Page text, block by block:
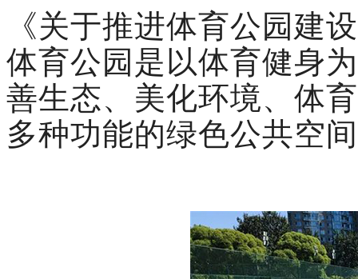
《关于推进体育公园建
体育公园是以体育健身
善生态、美化环境、体
多种功能的绿色公共空